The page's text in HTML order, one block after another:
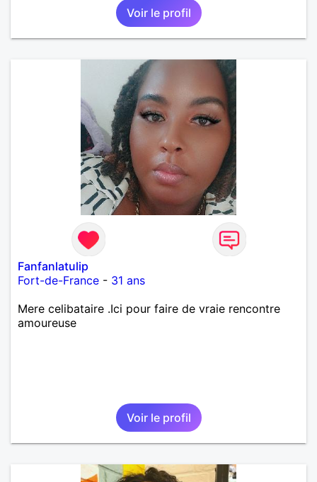
Voir le profil
Fanfanlatulip
Fort-de-France - 31 ans
Mere celibataire .Ici pour faire de vraie rencontre
amoureuse
Voir le profil